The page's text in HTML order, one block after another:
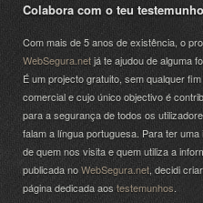
Colabora com o teu testemunho
Com mais de 5 anos de existência, o
WebSegura.netjá te ajudou de alguma
É um projecto gratuito, sem qualquer fim
comercial e cujo único objectivo é
para a segurança de todos os
falam a língua portuguesa. Para ter uma
de quem nos visita e quem utiliza a
publicada noWebSegura.net , decidi
página dedicada aos testemunhos